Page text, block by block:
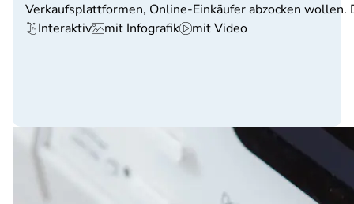
Verkaufsplattformen, Online-Einkäufer abzocken
Interaktiv
mit Infografik mit Video